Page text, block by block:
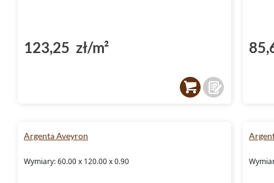
123,25 zł/m²
Argenta Aveyron
Wymiary: 60.00 x 120.00 x 0.90